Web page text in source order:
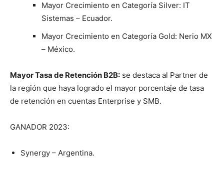
Mayor Crecimiento en Categoría Silver: IT
Sistemas – Ecuador.
Mayor Crecimiento en Categoría Gold: Nerio MX
– México.
Mayor Tasa de Retención B2B: se destaca al Partner de
la región que haya logrado el mayor porcentaje de tasa
de retención en cuentas Enterprise y SMB.
GANADOR 2023:
Synergy – Argentina.